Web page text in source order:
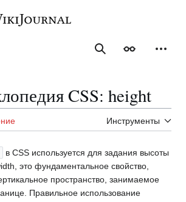
ПоискВнешний вид
содержаниеCSS: height
Инструменты
в CSS используется для задания высоты
это фундаментальное свойство,
пространство, занимаемое
Правильное использование